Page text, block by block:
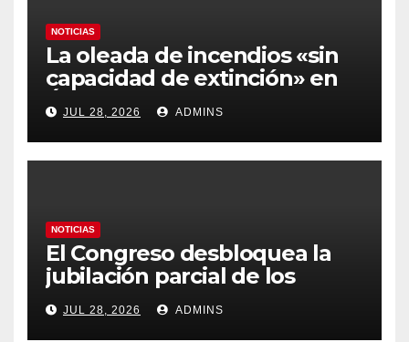
NOTICIAS
La oleada de incendios «sin
capacidad de extinción» en
Ávila y al oeste de Madrid
obliga a declarar la
emergencia nacional
JUL 28, 2026 ADMINS
NOTICIAS
El Congreso desbloquea la
jubilación parcial de los
trabajadores laborales del
sector público
JUL 28, 2026 ADMINS